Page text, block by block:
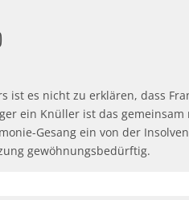
ist es nicht zu erklären, dass
ein Knüller ist das gemeinsam
Gesang ein von der
gewöhnungsbedürftig.